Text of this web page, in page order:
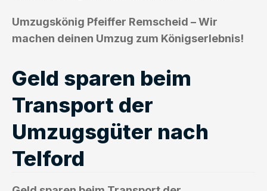
Umzugskönig Pfeiffer Remscheid – Wir
machen deinen Umzug zum Königserlebnis!
Geld sparen beim
Transport der
Umzugsgüter nach
Telford